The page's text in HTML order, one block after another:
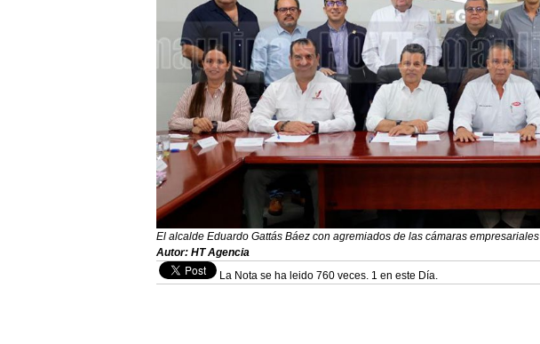
El alcalde Eduardo Gattás Báez con agremiados de las cámaras empresariales
Autor: HT Agencia
La Nota se ha leido 760 veces. 1 en este Día.